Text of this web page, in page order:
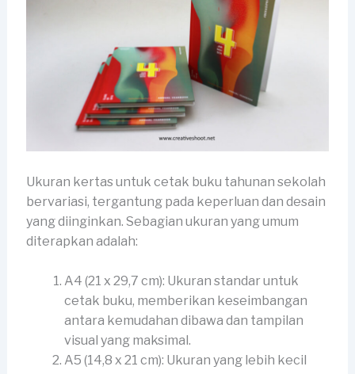
Ukuran kertas untuk cetak buku tahunan sekolah
bervariasi, tergantung pada keperluan dan desain
yang diinginkan. Sebagian ukuran yang umum
diterapkan adalah:
A4 (21 x 29,7 cm): Ukuran standar untuk
cetak buku, memberikan keseimbangan
antara kemudahan dibawa dan tampilan
visual yang maksimal.
A5 (14,8 x 21 cm): Ukuran yang lebih kecil